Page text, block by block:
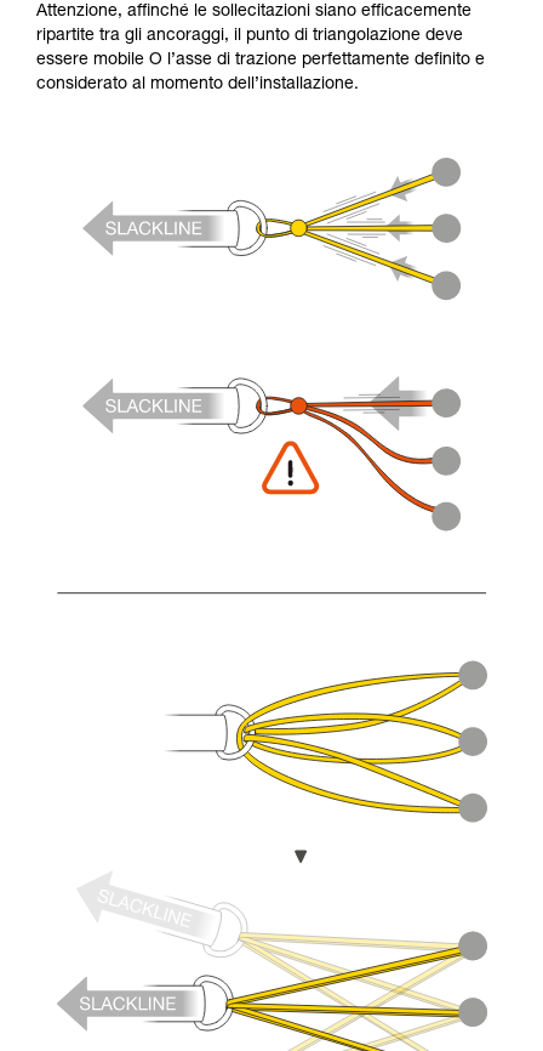
Attenzione, affinché le sollecitazioni siano efficacemente
ripartite tra gli ancoraggi, il punto di triangolazione deve
essere mobile O l’asse di trazione perfettamente definito e
considerato al momento dell’installazione.